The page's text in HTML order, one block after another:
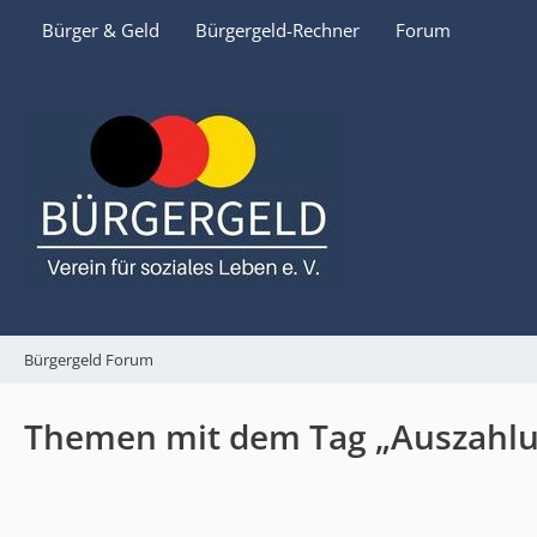
Bürger & Geld Bürgergeld-Rechner Forum
Bürgergeld Forum
Themen mit dem Tag